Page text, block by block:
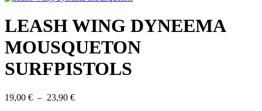
LEASH WING DYNEEMA
MOUSQUETON
SURFPISTOLS
19,00 € – 23,90 €Plage